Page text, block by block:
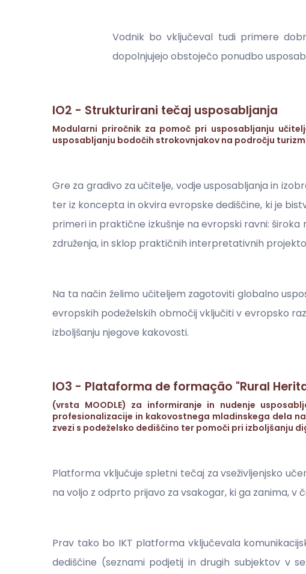
Vodnik bo vključeval tudi primere
dopolnjujejo obstoječo ponudbo
IO2 - Strukturirani tečaj usposabljanja
Modularni priročnik za pomoč pri usposabljanju
usposabljanju bodočih strokovnjakov na področju
Gre za gradivo za učitelje, vodje usposabljanja in
ter iz koncepta in okvira evropske dediščine, ki je
primeri in praktične izkušnje na evropski ravni:
združenja, in sklop praktičnih interpretativnih
Na ta način želimo učiteljem zagotoviti globalno
evropskih podeželskih območij vključiti v evropsko
izboljšanju njegove kakovosti.
IO3 - Plataforma de formação "Rural
(vrsta MOODLE) za informiranje in nudenje
profesionalizacije in kakovostnega mladinskega dela
zvezi s podeželsko dediščino ter pomoči pri izboljšanju
Platforma vključuje spletni tečaj za vseživljenjsko
na voljo z odprto prijavo za vsakogar, ki ga zanima,
Prav tako bo IKT platforma vključevala
dediščine (seznami podjetij in drugih subjektov v